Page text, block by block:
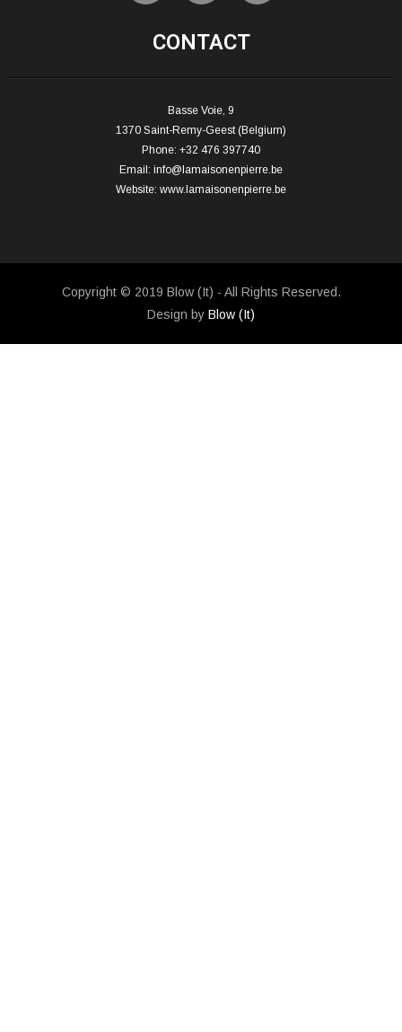
CONTACT
Basse Voie, 9
1370 Saint-Remy-Geest (Belgium)
Phone: +32 476 397740
Email: info@lamaisonenpierre.be
Website: www.lamaisonenpierre.be
Copyright © 2019 Blow (It) - All Rights Reserved.
Design by Blow (It)